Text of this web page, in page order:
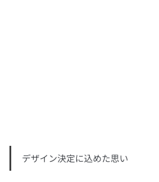
デザイン決定に込めた思い